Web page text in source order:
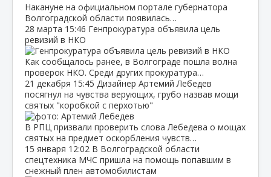
Накануне на официальном портале губернатора
Волгоградской области появилась…
28 марта 15:46 Генпрокуратура объявила цель
ревизий в НКО
Как сообщалось ранее, в Волгограде пошла волна
проверок НКО. Среди других прокуратура…
21 декабря 15:45 Дизайнер Артемий Лебедев
посягнул на чувства верующих, грубо назвав мощи
святых "коробкой с перхотью"
В РПЦ призвали проверить слова Лебедева о мощах
святых на предмет оскорбления чувств…
15 января 12:02 В Волгоградской области
спецтехника МЧС пришла на помощь попавшим в
снежный плен автомобилистам